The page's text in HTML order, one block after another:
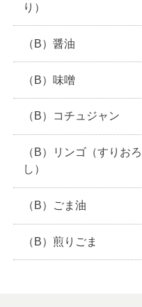
り）
（B）醤油
（B）味噌
（B）コチュジャン
（B）リンゴ（すりおろ
し）
（B）ごま油
（B）煎りごま